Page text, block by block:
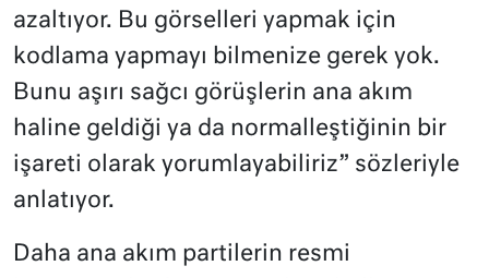
azaltıyor. Bu görselleri yapmak için
kodlama yapmayı bilmenize gerek yok.
Bunu aşırı sağcı görüşlerin ana akım
haline geldiği ya da normalleştiğinin bir
işareti olarak yorumlayabiliriz” sözleriyle
anlatıyor.
Daha ana akım partilerin resmi